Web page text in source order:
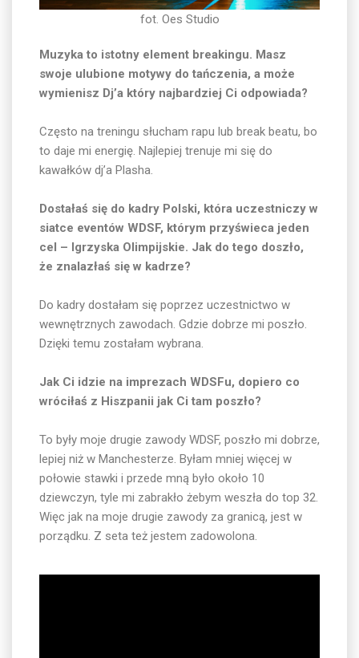
fot. Oes Studio
Muzyka to istotny element breakingu. Masz
swoje ulubione motywy do tańczenia, a może
wymienisz Dj’a który najbardziej Ci odpowiada?
Często na treningu słucham rapu lub break beatu, bo
to daje mi energię. Najlepiej trenuje mi się do
kawałków dj’a Plasha.
Dostałaś się do kadry Polski, która uczestniczy w
siatce eventów WDSF, którym przyświeca jeden
cel – Igrzyska Olimpijskie. Jak do tego doszło,
że znalazłaś się w kadrze?
Do kadry dostałam się poprzez uczestnictwo w
wewnętrznych zawodach. Gdzie dobrze mi poszło.
Dzięki temu zostałam wybrana.
Jak Ci idzie na imprezach WDSFu, dopiero co
wróciłaś z Hiszpanii jak Ci tam poszło?
To były moje drugie zawody WDSF, poszło mi dobrze,
lepiej niż w Manchesterze. Byłam mniej więcej w
połowie stawki i przede mną było około 10
dziewczyn, tyle mi zabrakło żebym weszła do top 32.
Więc jak na moje drugie zawody za granicą, jest w
porządku. Z seta też jestem zadowolona.